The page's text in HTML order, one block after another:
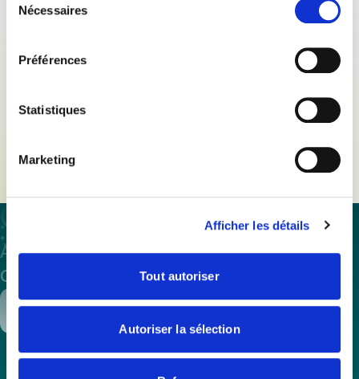
Nécessaires
Préférences
Statistiques
Marketing
Afficher les détails
Tout autoriser
Autoriser la sélection
Revue de presse
À proposAssistance et expertiseFormations
Offres d’emploi
AnnuairePresse
Contacter Adhérer